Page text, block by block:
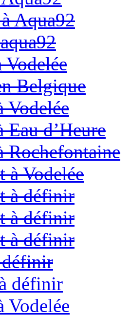
Aqua92
Vodelée
Belgique
Vodelée
d’Heure
Rochefontaine
Vodelée
à définir
à définir
à définir
définir
définir
Vodelée